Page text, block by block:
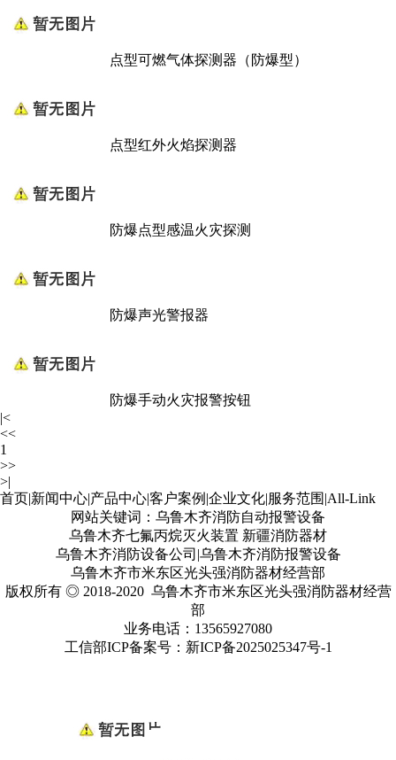
点型可燃气体探测器（防爆型）
点型红外火焰探测器
防爆点型感温火灾探测
防爆声光警报器
防爆手动火灾报警按钮
|<
<<
1
>>
>|
首页|新闻中心|产品中心|客户案例 |企业文化|服务范围 |All-Link
网站关键词：乌鲁木齐消防自动报警设备
乌鲁木齐七氟丙烷灭火装置 新疆消防器材
乌鲁木齐消防设备公司|乌鲁木齐消防报警设备
乌鲁木齐市米东区光头强消防器材经营部
版权所有 ◎ 2018-2020 乌鲁木齐市米东区光头强消防器材经营
部
业务电话：13565927080
工信部ICP备案号： 新ICP备2025025347号-1